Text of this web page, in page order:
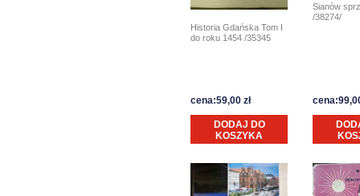
Historia Gdańska Tom I
do roku 1454 /35345
cena:59,00 zł
DODAJ DO
KOSZYKA
Sianów
/38274/